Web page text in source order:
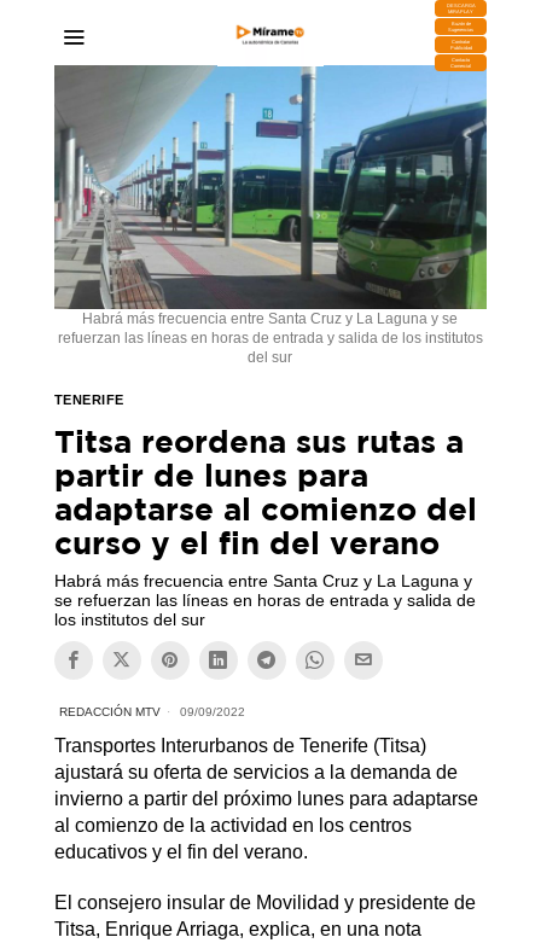
DESCARGA
MIRAPLAY
Buzón de
Sugerencias
Contratar
Publicidad
Contacto
Comercial
Habrá más frecuencia entre Santa Cruz y La Laguna y se
refuerzan las líneas en horas de entrada y salida de los institutos
del sur
TENERIFE
Titsa reordena sus rutas a
partir de lunes para
adaptarse al comienzo del
curso y el fin del verano
Habrá más frecuencia entre Santa Cruz y La Laguna y
se refuerzan las líneas en horas de entrada y salida de
los institutos del sur
REDACCIÓN MTV 09/09/2022
Transportes Interurbanos de Tenerife (Titsa)
ajustará su oferta de servicios a la demanda de
invierno a partir del próximo lunes para adaptarse
al comienzo de la actividad en los centros
educativos y el fin del verano.
El consejero insular de Movilidad y presidente de
Titsa, Enrique Arriaga, explica, en una nota